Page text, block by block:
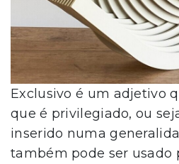
Exclusivo é um adjetivo
que é privilegiado, ou
inserido numa
também pode ser usado